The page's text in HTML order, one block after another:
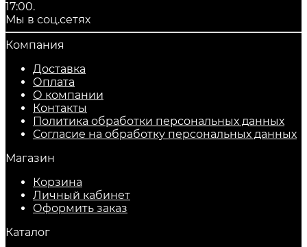
17:00.
Мы в соц.сетях
Компания
Доставка
Оплата
О компании
Контакты
Политика обработки персональных данных
Согласие на обработку персональных данных
Магазин
Корзина
Личный кабинет
Оформить заказ
Каталог